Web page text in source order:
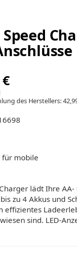
Speed
des Herstellers:
für mobile
lädt Ihre
zu 4 Akkus und
effizientes
sind. LED-